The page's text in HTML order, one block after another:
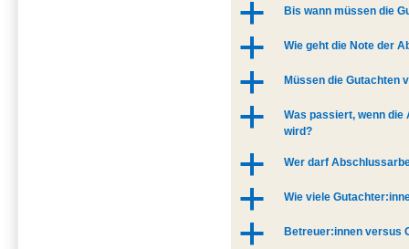
a Bis wann müssen die
a Wie geht die Note der
a Müssen die Gutachten
a
Was passiert, wenn
wird?
a Wer darf
a Wie viele
a Betreuer:innen versus